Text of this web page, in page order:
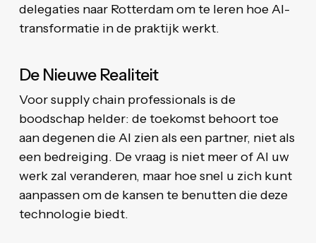
delegaties naar Rotterdam om te leren hoe AI-
transformatie in de praktijk werkt.
De Nieuwe Realiteit
Voor supply chain professionals is de
boodschap helder: de toekomst behoort toe
aan degenen die AI zien als een partner, niet als
een bedreiging. De vraag is niet meer of AI uw
werk zal veranderen, maar hoe snel u zich kunt
aanpassen om de kansen te benutten die deze
technologie biedt.